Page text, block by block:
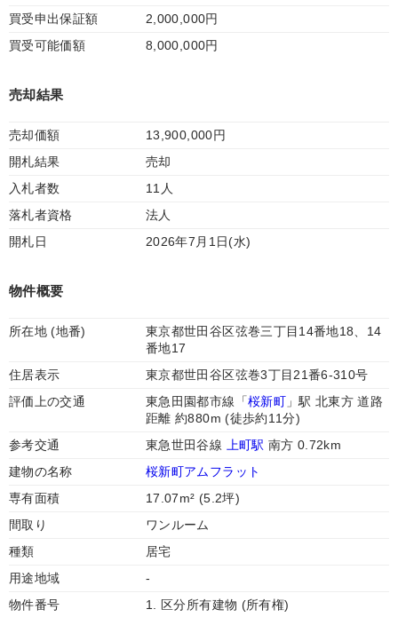
買受申出保証額
2,000,000円
買受可能価額
8,000,000円
売却結果
売却価額
13,900,000円
開札結果
売却
入札者数
11人
落札者資格
法人
開札日
2026年7月1日(水)
物件概要
所在地 (地番)
東京都世田谷区弦巻三丁目14番地18、14
番地17
住居表示
東京都世田谷区弦巻3丁目21番6-310号
評価上の交通
東急田園都市線「桜新町」駅 北東方 道路
距離 約880m (徒歩約11分)
参考交通
東急世田谷線 上町駅 南方 0.72km
建物の名称
桜新町アムフラット
専有面積
17.07m² (5.2坪)
間取り
ワンルーム
種類
居宅
用途地域
-
物件番号
1. 区分所有建物 (所有権)